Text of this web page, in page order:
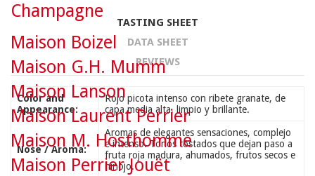
TASTING SHEET
DATA SHEET
REVIEWS
Color and
Appearance:
Rojo picota intenso con ribete granate, de
capa media alta, limpio y brillante.
Nose / Aroma:
Aromas de elegantes sensaciones, complejo
e intenso. Tonos tostados que dejan paso a
fruta roja madura, ahumados, frutos secos e
hinojo.
Champagne
Maison Boizel
Maison G.H. Mumm
Maison Lanson
Maison Laurent Perrier
Maison M. Hosthomme
Maison Perrier Jouët